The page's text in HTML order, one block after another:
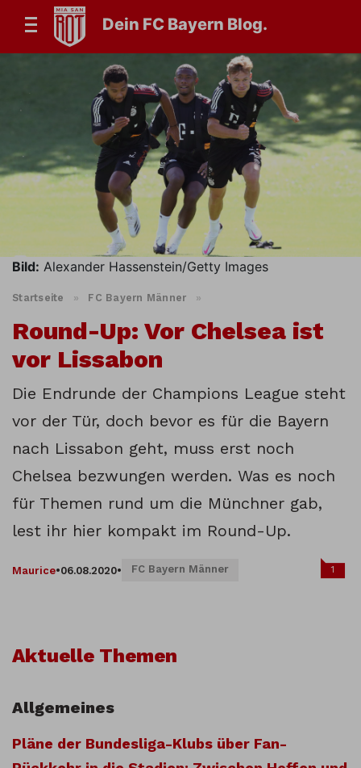
Dein FC Bayern Blog.
Bild: Alexander Hassenstein/Getty Images
Startseite » FC Bayern Männer »
Round-Up: Vor Chelsea ist
vor Lissabon
Die Endrunde der Champions League steht
vor der Tür, doch bevor es für die Bayern
nach Lissabon geht, muss erst noch
Chelsea bezwungen werden. Was es noch
für Themen rund um die Münchner gab,
lest ihr hier kompakt im Round-Up.
Maurice•06.08.2020• FC Bayern Männer 1
Aktuelle Themen
Allgemeines
Pläne der Bundesliga-Klubs über Fan-